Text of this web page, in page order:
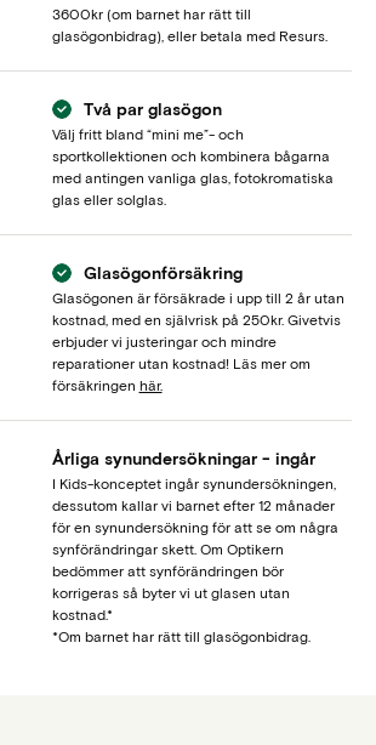
3600kr (om barnet har rätt till
glasögonbidrag), eller betala med Resurs.
Två par glasögon
Välj fritt bland “mini me”- och
sportkollektionen och kombinera bågarna
med antingen vanliga glas, fotokromatiska
glas eller solglas.
Glasögonförsäkring
Glasögonen är försäkrade i upp till 2 år utan
kostnad, med en självrisk på 250kr. Givetvis
erbjuder vi justeringar och mindre
reparationer utan kostnad! Läs mer om
försäkringen här.
Årliga synundersökningar - ingår
I Kids-konceptet ingår synundersökningen,
dessutom kallar vi barnet efter 12 månader
för en synundersökning för att se om några
synförändringar skett. Om Optikern
bedömmer att synförändringen bör
korrigeras så byter vi ut glasen utan
kostnad.*
*Om barnet har rätt till glasögonbidrag.